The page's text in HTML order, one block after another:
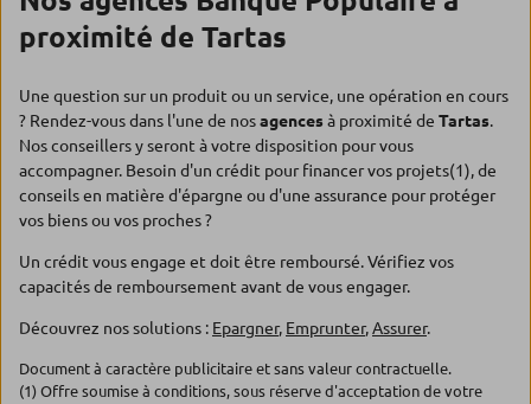
proximité de Tartas
Une question sur un produit ou un service, une opération en cours
? Rendez-vous dans l'une de nosagencesà proximité de Tartas.
Nos conseillers y seront à votre disposition pour vous
accompagner. Besoin d'un crédit pour financer vos projets(1), de
conseils en matière d'épargne ou d'une assurance pour protéger
vos biens ou vos proches ?
Un crédit vous engage et doit être remboursé. Vérifiez vos
capacités de remboursement avant de vous engager.
Découvrez nos solutions : Epargner, Emprunter,Assurer.
Document à caractère publicitaire et sans valeur contractuelle.
(1) Offre soumise à conditions, sous réserve d'acceptation de votre